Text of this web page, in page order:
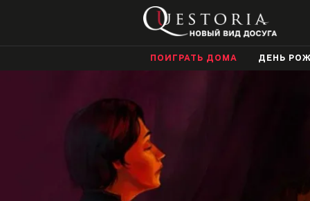
ПОИГРАТЬ ДОМА ДЕНЬ